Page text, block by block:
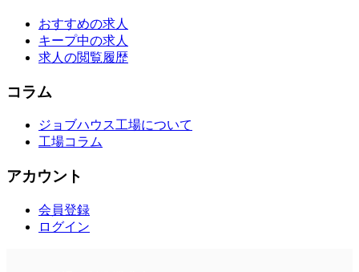
おすすめの求人
キープ中の求人
求人の閲覧履歴
コラム
ジョブハウス工場について
工場コラム
アカウント
会員登録
ログイン